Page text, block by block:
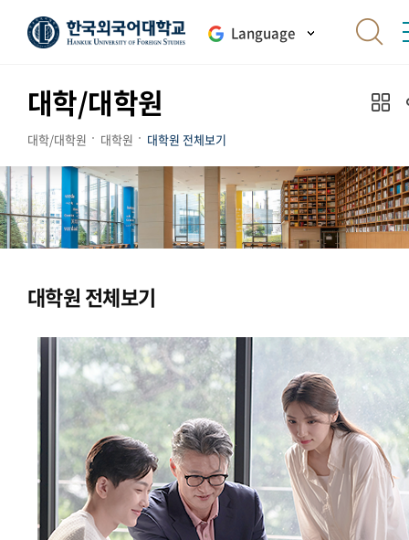
Language
대학/대학원
대학/대학원 대학원 대학원 전체보기
대학원 전체보기